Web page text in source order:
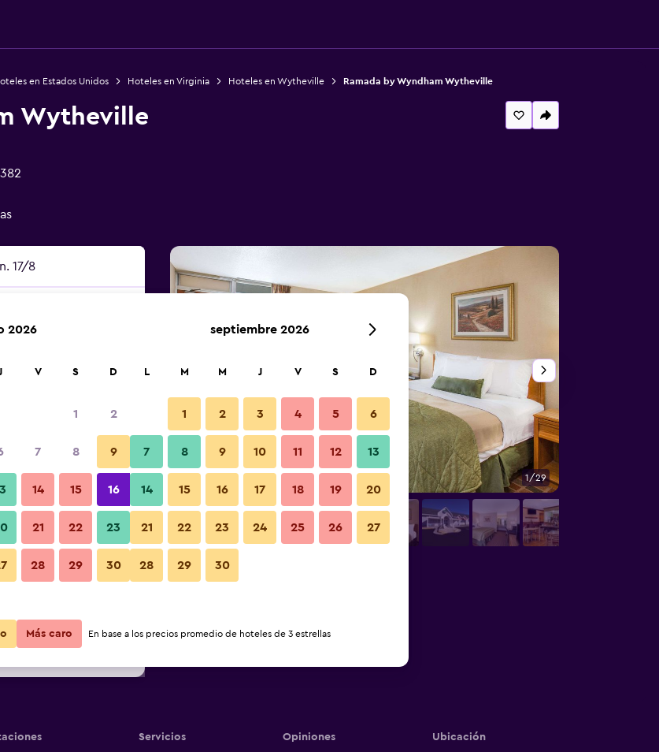
en Estados Unidos Hoteles en Virginia Hoteles en Wytheville Ramada by Wyndham Wytheville
Wytheville
17/8
precio por noche
noche
Ver oferta
Ver oferta
Habitación 1/29
Fotos
Servicios Opiniones Ubicación
2026
V S D
1 2
7 8 9
14 15 16
21 22 23
28 29 30
septiembre 2026
L M M J V S D
1 2 3 4 5 6
7 8 9 10 11 12 13
14 15 16 17 18 19 20
21 22 23 24 25 26 27
28 29 30
Más caro En base a los precios promedio de hoteles de 3 estrellas